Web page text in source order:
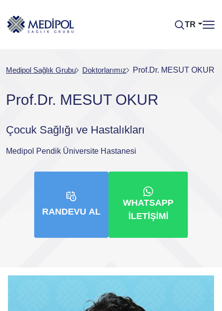
TR
Medipol Sağlık Grubu Doktorlarımız Prof.Dr. MESUT OKUR
Prof.Dr. MESUT OKUR
Çocuk Sağlığı ve Hastalıkları
Medipol Pendik Üniversite Hastanesi
RANDEVU AL
WHATSAPP
İLETIŞIMI